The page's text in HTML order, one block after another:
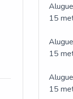
15
15
15